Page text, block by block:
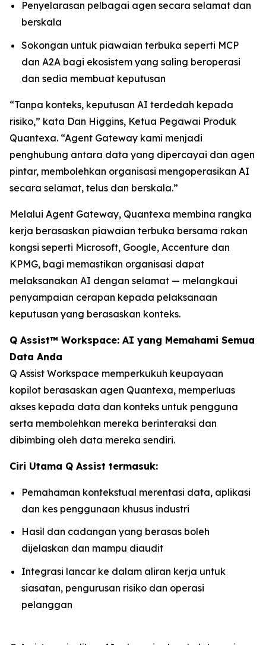
Penyelarasan pelbagai agen secara selamat dan
berskala
Sokongan untuk piawaian terbuka seperti MCP
dan A2A bagi ekosistem yang saling beroperasi
dan sedia membuat keputusan
“Tanpa konteks, keputusan AI terdedah kepada
risiko,” kata Dan Higgins, Ketua Pegawai Produk
Quantexa. “Agent Gateway kami menjadi
penghubung antara data yang dipercayai dan agen
pintar, membolehkan organisasi mengoperasikan AI
secara selamat, telus dan berskala.”
Melalui Agent Gateway, Quantexa membina rangka
kerja berasaskan piawaian terbuka bersama rakan
kongsi seperti Microsoft, Google, Accenture dan
KPMG, bagi memastikan organisasi dapat
melaksanakan AI dengan selamat — melangkaui
penyampaian cerapan kepada pelaksanaan
keputusan yang berasaskan konteks.
Q Assist™ Workspace: AI yang Memahami Semua
Data Anda
Q Assist Workspace memperkukuh keupayaan
kopilot berasaskan agen Quantexa, memperluas
akses kepada data dan konteks untuk pengguna
serta membolehkan mereka berinteraksi dan
dibimbing oleh data mereka sendiri.
Ciri Utama Q Assist termasuk:
Pemahaman kontekstual merentasi data, aplikasi
dan kes penggunaan khusus industri
Hasil dan cadangan yang berasas boleh
dijelaskan dan mampu diaudit
Integrasi lancar ke dalam aliran kerja untuk
siasatan, pengurusan risiko dan operasi
pelanggan